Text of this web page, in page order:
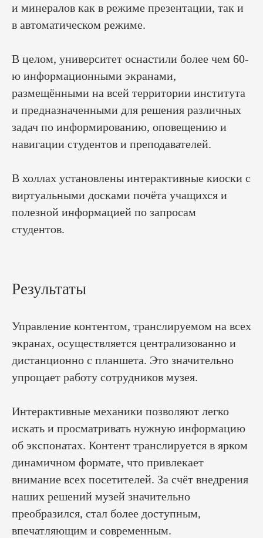
и минералов как в режиме презентации, так и
в автоматическом режиме.
В целом, университет оснастили более чем 60-
ю информационными экранами,
размещёнными на всей территории института
и предназначенными для решения различных
задач по информированию, оповещению и
навигации студентов и преподавателей.
В холлах установлены интерактивные киоски с
виртуальными досками почёта учащихся и
полезной информацией по запросам
студентов.
Результаты
Управление контентом, транслируемом на всех
экранах, осуществляется централизованно и
дистанционно с планшета. Это значительно
упрощает работу сотрудников музея.
Интерактивные механики позволяют легко
искать и просматривать нужную информацию
об экспонатах. Контент транслируется в ярком
динамичном формате, что привлекает
внимание всех посетителей. За счёт внедрения
наших решений музей значительно
преобразился, стал более доступным,
впечатляющим и современным.
Обсудите детали
проекта со
специалистом
Нажимая кнопку вы соглашаетесь с
условиямиПолитики
конфиденциальности.
Нужна помощь?
Звоните8 800 333 73 17или